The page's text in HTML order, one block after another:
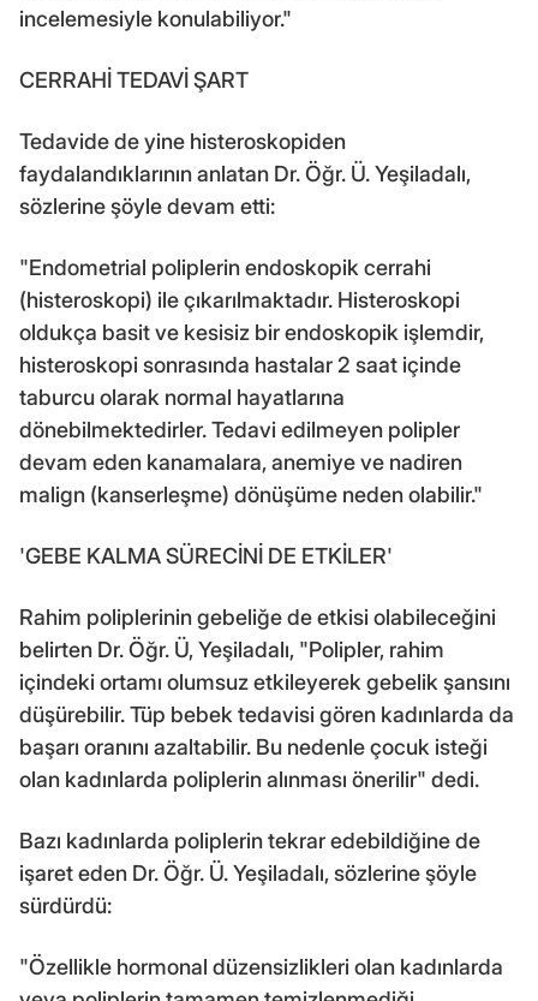
incelemesiyle konulabiliyor."
CERRAHİ TEDAVİ ŞART
Tedavide de yine histeroskopiden
faydalandıklarının anlatan Dr. Öğr. Ü. Yeşiladalı,
sözlerine şöyle devam etti:
"Endometrial poliplerin endoskopik cerrahi
(histeroskopi) ile çıkarılmaktadır. Histeroskopi
oldukça basit ve kesisiz bir endoskopik işlemdir,
histeroskopi sonrasında hastalar 2 saat içinde
taburcu olarak normal hayatlarına
dönebilmektedirler. Tedavi edilmeyen polipler
devam eden kanamalara, anemiye ve nadiren
malign (kanserleşme) dönüşüme neden olabilir."
'GEBE KALMA SÜRECİNİ DE ETKİLER'
Rahim poliplerinin gebeliğe de etkisi olabileceğini
belirten Dr. Öğr. Ü, Yeşiladalı, "Polipler, rahim
içindeki ortamı olumsuz etkileyerek gebelik şansını
düşürebilir. Tüp bebek tedavisi gören kadınlarda da
başarı oranını azaltabilir. Bu nedenle çocuk isteği
olan kadınlarda poliplerin alınması önerilir" dedi.
Bazı kadınlarda poliplerin tekrar edebildiğine de
işaret eden Dr. Öğr. Ü. Yeşiladalı, sözlerine şöyle
sürdürdü:
"Özellikle hormonal düzensizlikleri olan kadınlarda